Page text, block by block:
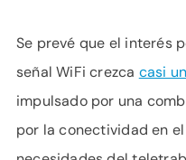
APOYO
IDIOMA
Se prevé que el interés
señal WiFi crezca casi
impulsado por una
por la conectividad en